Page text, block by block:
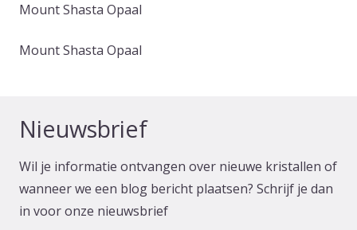
Mount Shasta Opaal
Mount Shasta Opaal
Nieuwsbrief
Wil je informatie ontvangen over nieuwe kristallen of
wanneer we een blog bericht plaatsen? Schrijf je dan
in voor onze nieuwsbrief